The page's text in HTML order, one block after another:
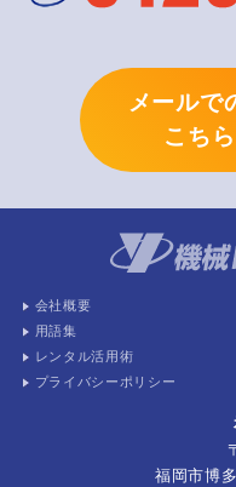
メールで
こち
会社概要
用語集
レンタル活用術
プライバシーポリシー
福岡市博